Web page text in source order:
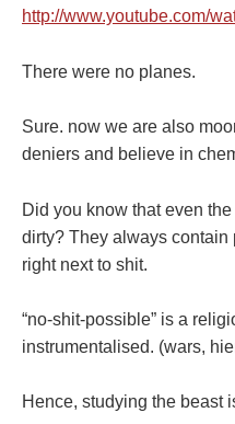
http://www.youtube.com/
There were no planes.
Sure. now we are also
deniers and believe in
Did you know that even
dirty? They always
right next to shit.
“no-shit-possible” is a
instrumentalised. (wars,
Hence, studying the beast